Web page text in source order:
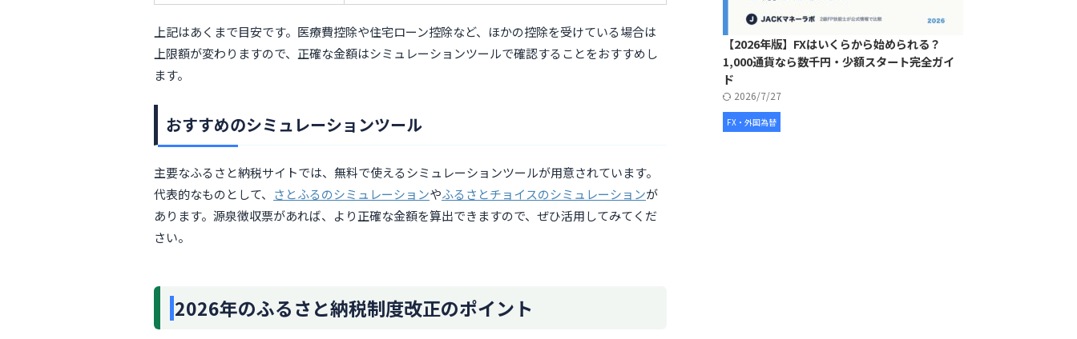
上記はあくまで目安です。医療費控除や住宅ローン控除など、ほかの控除を受けている場合は
上限額が変わりますので、正確な金額はシミュレーションツールで確認することをおすすめし
ます。
おすすめのシミュレーションツール
主要なふるさと納税サイトでは、無料で使えるシミュレーションツールが用意されています。
代表的なものとして、 さとふるのシミュレーションやふるさとチョイスのシミュレーションが
あります。源泉徴収票があれば、より正確な金額を算出できますので、ぜひ活用してみてくだ
さい。
2026年のふるさと納税制度改正のポイント
【2026年版】FXはいくらから始められる？
1,000通貨なら数千円・少額スタート完全ガイ
ド
2026/7/27
FX・外国為替